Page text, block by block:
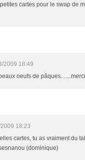
cartes pour le swap de
2009 18:49
oeufs de
18:23
cartes, tu as vraiment du
(dominique)